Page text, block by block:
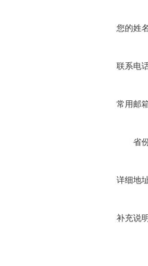
您的姓
联系电
常用邮
省
详细地
补充说